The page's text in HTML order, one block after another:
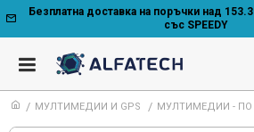
Безплатна доставка на поръчки над
със SPEEDY
МУЛТИМЕДИИ И GPS МУЛТИМЕДИИ -